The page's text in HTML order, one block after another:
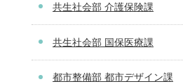
共生社会部 介護保険課
共生社会部 国保医療課
都市整備部 都市デザイン課